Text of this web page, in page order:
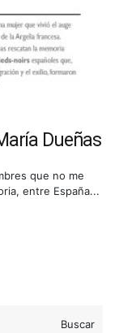
Dueñas
que no me
entre España...
Buscar